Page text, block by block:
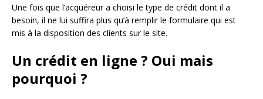
Une fois que l’acquéreur a choisi le type de crédit dont il a
besoin, il ne lui suffira plus qu’à remplir le formulaire qui est
mis à la disposition des clients sur le site.
Un crédit en ligne ? Oui mais
pourquoi ?